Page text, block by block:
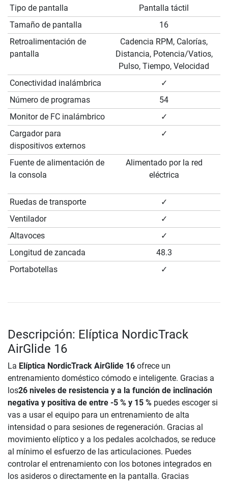
Tipo de pantalla
Pantalla táctil
Tamaño de pantalla
16
Retroalimentación de
pantalla
Cadencia RPM, Calorías,
Distancia, Potencia/Vatios,
Pulso, Tiempo, Velocidad
Conectividad inalámbrica
✓
Número de programas
54
Monitor de FC inalámbrico
✓
Cargador para
dispositivos externos
✓
Fuente de alimentación de
la consola
Alimentado por la red
eléctrica
Ruedas de transporte
✓
Ventilador
✓
Altavoces
✓
Longitud de zancada
48.3
Portabotellas
✓
Descripción: Elíptica NordicTrack
AirGlide 16
La Elíptica NordicTrack AirGlide 16 ofrece un
entrenamiento doméstico cómodo e inteligente. Gracias a
los26 niveles de resistencia y a la función de inclinación
negativa y positiva de entre -5 % y 15 % puedes escoger si
vas a usar el equipo para un entrenamiento de alta
intensidad o para sesiones de regeneración. Gracias al
movimiento elíptico y a los pedales acolchados, se reduce
al mínimo el esfuerzo de las articulaciones. Puedes
controlar el entrenamiento con los botones integrados en
los asideros o directamente en la pantalla. Gracias